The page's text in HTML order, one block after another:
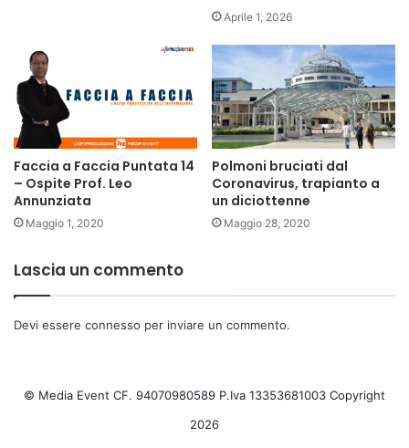
Aprile 1, 2026
Faccia a Faccia Puntata 14
– Ospite Prof. Leo
Annunziata
Maggio 1, 2020
Polmoni bruciati dal
Coronavirus, trapianto a
un diciottenne
Maggio 28, 2020
Lascia un commento
Devi essere connesso per inviare un commento.
© Media Event CF. 94070980589 P.Iva 13353681003 Copyright
2026